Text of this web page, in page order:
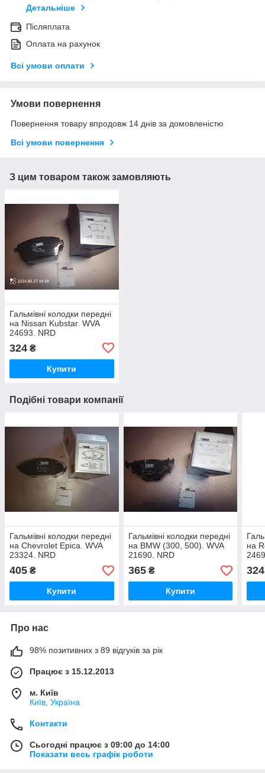
Детальніше
Післяплата
Оплата на рахунок
Всі умови оплати
Умови повернення
Повернення товару впродовж 14 днів за домовленістю
Всі умови повернення
З цим товаром також замовляють
Гальмівні колодки передні
на Nissan Kubstar. WVA
24693. NRD
324 ₴
Купити
Подібні товари компанії
Гальмівні колодки передні
на Chevrolet Epica. WVA
23324. NRD
405 ₴
Купити
Гальмівні колодки передні
на BMW (300, 500). WVA
21690. NRD
365₴
Купити
на
324
Про нас
98% позитивних з 89 відгуків за рік
Працює з 15.12.2013
м. Київ
Київ, Україна
Контакти
Сьогодні працює з 09:00 до 14:00
Показати весь графік роботи